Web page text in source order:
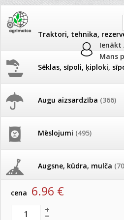
Ienākt
Mans
Traktori, tehnika,
Sēklas, sīpoli, ķiploki,
Augu aizsardzība (366)
Mēslojumi (495)
Augsne, kūdra, mulča
Podi un kasetes
JAUNUMI
Pašlasīšanas vietu katalogs
26.05. Vebinārs - Kā ierobežot
gliemežus piemājas dārzā un
Ūdens piemērotības noteikšana
Dezinfekcija,
Produkti »Dezinfekcija, tīrīšana,
SOFTCARE Brūns apavu
artikuls: 716136 EAN:6416977716136
cena 6.96 €